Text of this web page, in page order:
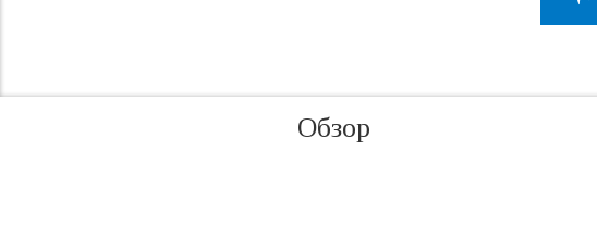
Обзор